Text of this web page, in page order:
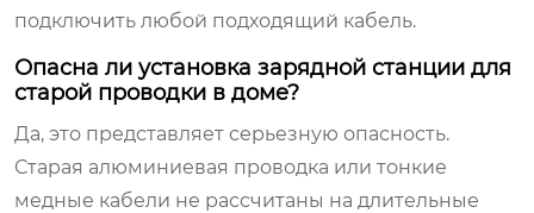
подключить любой подходящий кабель.
Опасна ли установка зарядной станции для
старой проводки в доме?
Да, это представляет серьезную опасность.
Старая алюминиевая проводка или тонкие
медные кабели не рассчитаны на длительные